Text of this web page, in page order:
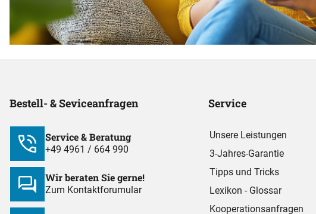
Bestell- & Seviceanfragen
Service & Beratung
+49 4961 / 664 990
Wir beraten Sie gerne!
Zum Kontaktforumular
Service
Unsere Leistungen
3-Jahres-Garantie
Tipps und Tricks
Lexikon - Glossar
Kooperationsanfragen